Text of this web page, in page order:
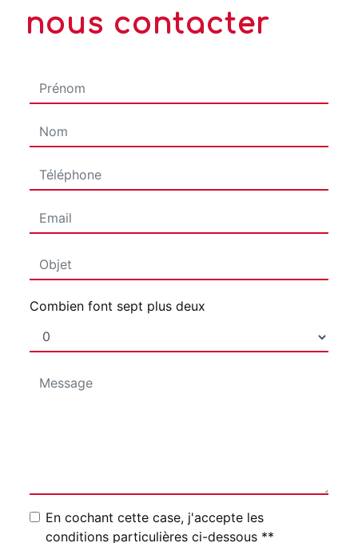
nous contacter
Combien font sept plus deux
En cochant cette case, j'accepte les
conditions particulières ci-dessous **